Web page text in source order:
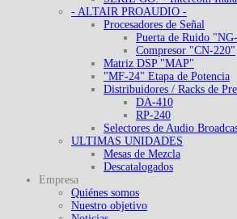
- ALTAIR PROAUDIO -
Procesadores de Señal
Puerta de Ruido
Compresor "CN-220"
Matriz DSP "MAP"
"MF-24" Etapa de Potencia
Distribuidores / Racks de
DA-410
RP-240
Selectores de Audio
ULTIMAS UNIDADES
Mesas de Mezcla
Descatalogados
Empresa
Quiénes somos
Nuestro objetivo